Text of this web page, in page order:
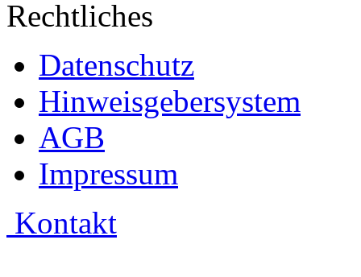
Rechtliches
Datenschutz
Hinweisgebersystem
AGB
Impressum
Kontakt